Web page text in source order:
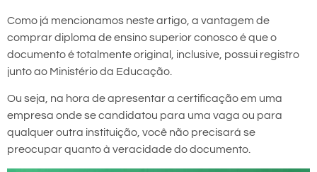
Como já mencionamos neste artigo, a vantagem de
comprar diploma de ensino superior conosco é que o
documento é totalmente original, inclusive, possui registro
junto ao Ministério da Educação.
Ou seja, na hora de apresentar a certificação em uma
empresa onde se candidatou para uma vaga ou para
qualquer outra instituição, você não precisará se
preocupar quanto à veracidade do documento.